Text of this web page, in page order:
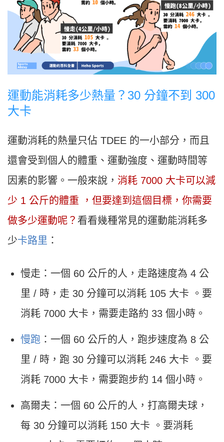
運動能消耗多少熱量？30 分鐘不到 300
大卡
運動消耗的熱量只佔 TDEE 的一小部分，而且
還會受到個人的體重、運動強度、運動時間等
因素的影響。一般來說， 消耗 7000 大卡可以減
少 1 公斤的體重 ，但要達到這個目標，你需要
做多少運動呢？ 看看幾種常見的運動能消耗多
少卡路里 ：
慢走：一個 60 公斤的人，走路速度為 4 公
里 / 時，走 30 分鐘可以消耗 105 大卡 。要
消耗 7000 大卡，需要走路約 33 個小時。
慢跑 ：一個 60 公斤的人，跑步速度為 8 公
里 / 時，跑 30 分鐘可以消耗 246 大卡 。要
消耗 7000 大卡，需要跑步約 14 個小時。
高爾夫：一個 60 公斤的人，打高爾夫球，
每 30 分鐘可以消耗 150 大卡 。要消耗